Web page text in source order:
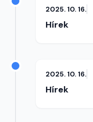
2025. 10. 16.
Hírek
2025. 10. 16.
Hírek